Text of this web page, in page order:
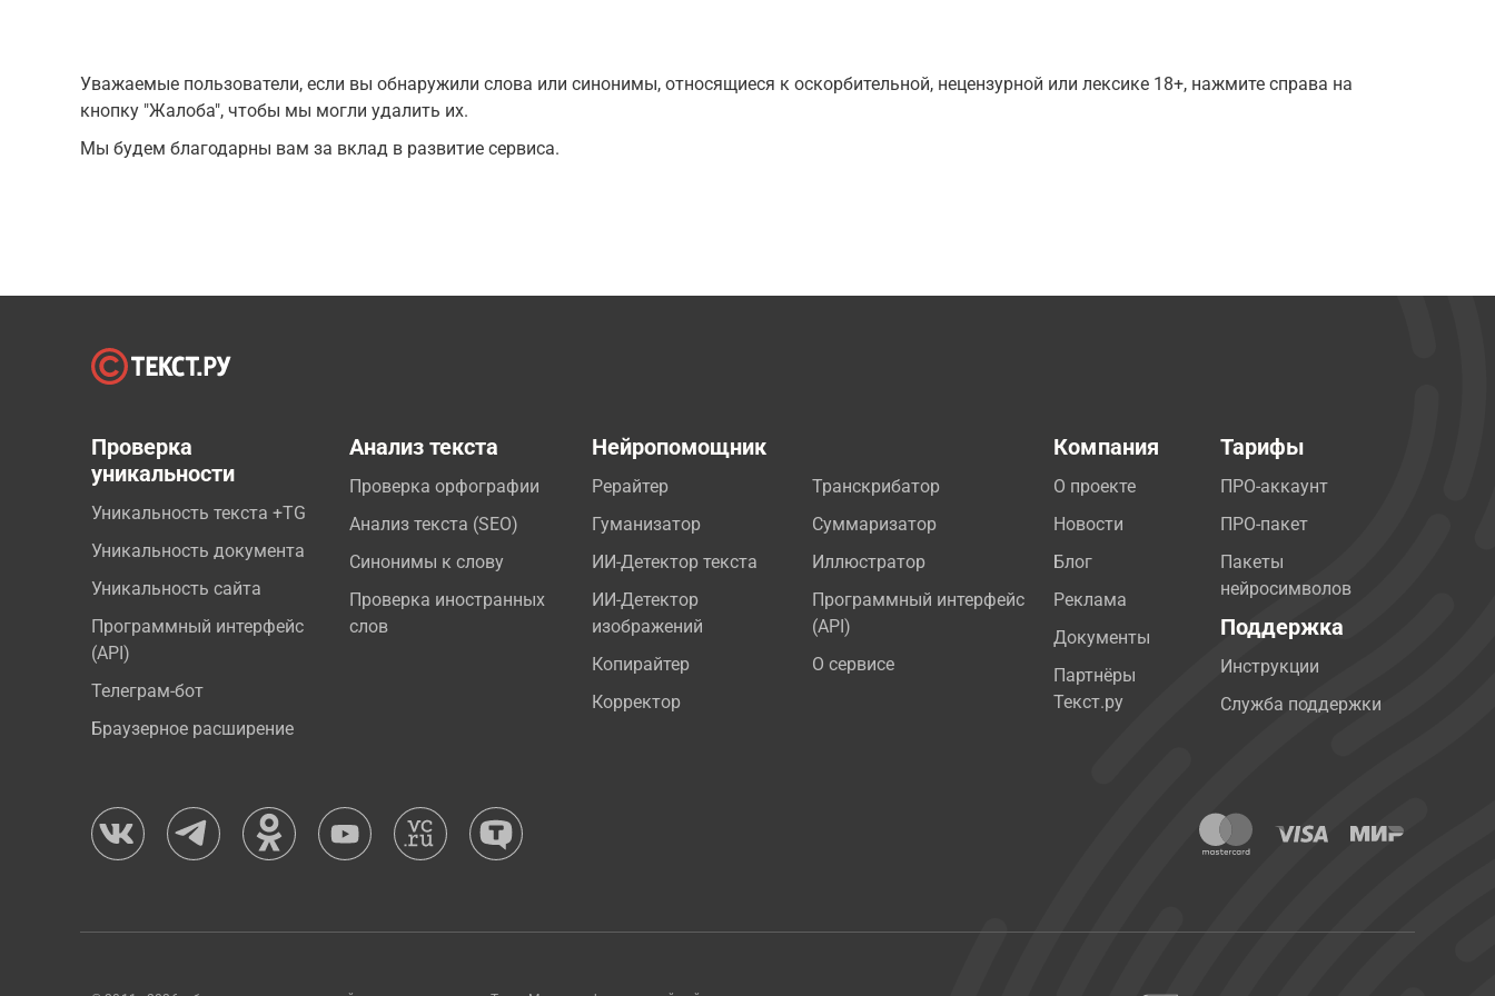
Уважаемые пользователи, если вы обнаружили слова или синонимы, относящиеся к оскорбительной, нецензурной или лексике 18+, нажмите справа на
кнопку "Жалоба", чтобы мы могли удалить их.
Мы будем благодарны вам за вклад в развитие сервиса.
Проверка
уникальности
Уникальность текста +TG
Уникальность документа
Уникальность сайта
Программный интерфейс
(API)
Телеграм-бот
Браузерное расширение
Анализ текста
Проверка орфографии
Анализ текста (SEO)
Синонимы к слову
Проверка иностранных
слов
Нейропомощник
Рерайтер
Гуманизатор
ИИ-Детектор текста
ИИ-Детектор
изображений
Копирайтер
Корректор
Транскрибатор
Суммаризатор
Иллюстратор
Программный интерфейс
(API)
О сервисе
Компания
О проекте
Новости
Блог
Реклама
Документы
Партнёры
Текст.ру
Тарифы
ПРО-аккаунт
ПРО-пакет
Пакеты
нейросимволов
Поддержка
Инструкции
Служба поддержки